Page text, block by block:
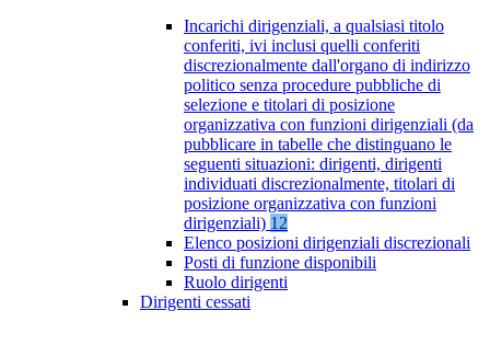
Incarichi dirigenziali, a qualsiasi titolo
conferiti, ivi inclusi quelli conferiti
discrezionalmente dall'organo di indirizzo
politico senza procedure pubbliche di
selezione e titolari di posizione
organizzativa con funzioni dirigenziali (da
pubblicare in tabelle che distinguano le
seguenti situazioni: dirigenti, dirigenti
individuati discrezionalmente, titolari di
posizione organizzativa con funzioni
dirigenziali) 12
Elenco posizioni dirigenziali discrezionali
Posti di funzione disponibili
Ruolo dirigenti
Dirigenti cessati